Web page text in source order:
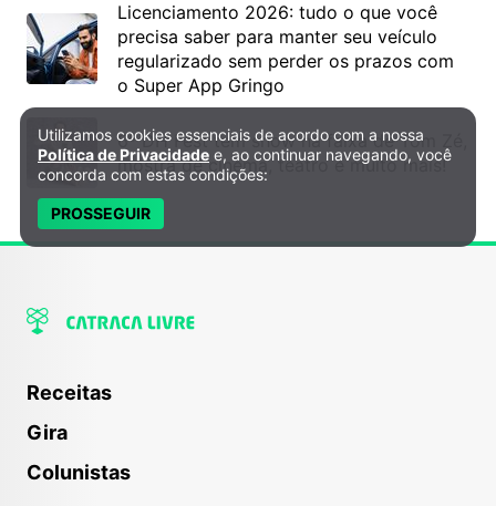
Licenciamento 2026: tudo o que você
precisa saber para manter seu veículo
regularizado sem perder os prazos com
o Super App Gringo
6º DH Fest tem show na faixa de Tom Zé,
mostra de cinema, teatro e muito mais!
Receitas
Gira
Colunistas
Política de Privacidade e Cookies
Utilizamos cookies essenciais de acordo com a nossa
Política de Privacidade e, ao continuar navegando, você
concorda com estas condições:
PROSSEGUIR